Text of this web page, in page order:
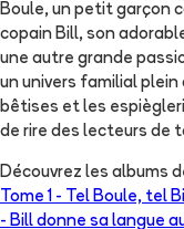
Boule, un petit garçon
copain Bill, son
une autre grande
un univers familial
bêtises et les
de rire des lecteurs de
Découvrez les albums
Tome 1 -
Tel Boule, tel
- Bill donne sa langue